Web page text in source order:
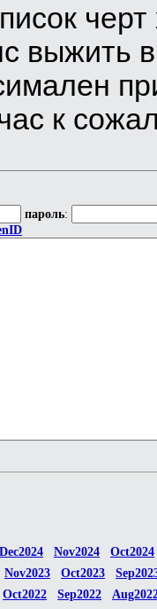
выжить
к
пароль:
Dec2024 Nov2024
Oct2024
Nov2023 Oct2023
Oct2022 Sep2022